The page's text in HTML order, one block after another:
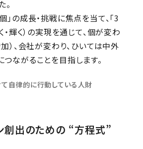
」の成長・挑戦に焦点を当て、「3
・輝く）の実現を通じて、個が変わ
目標に向けて自律的に行動している
）、会社が変わり、ひいては中外
ながることを目指します。
自律的に行動している人財
創出のための “方程式”